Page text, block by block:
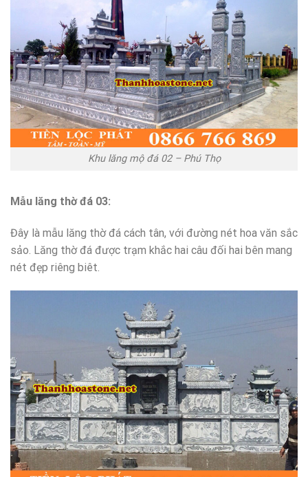
Khu lăng mộ đá 02 – Phú Thọ
Mẫu lăng thờ đá 03:
Đây là mẫu lăng thờ đá cách tân, với đường nét hoa văn sắc
sảo. Lăng thờ đá được trạm khắc hai câu đối hai bên mang
nét đẹp riêng biêt.